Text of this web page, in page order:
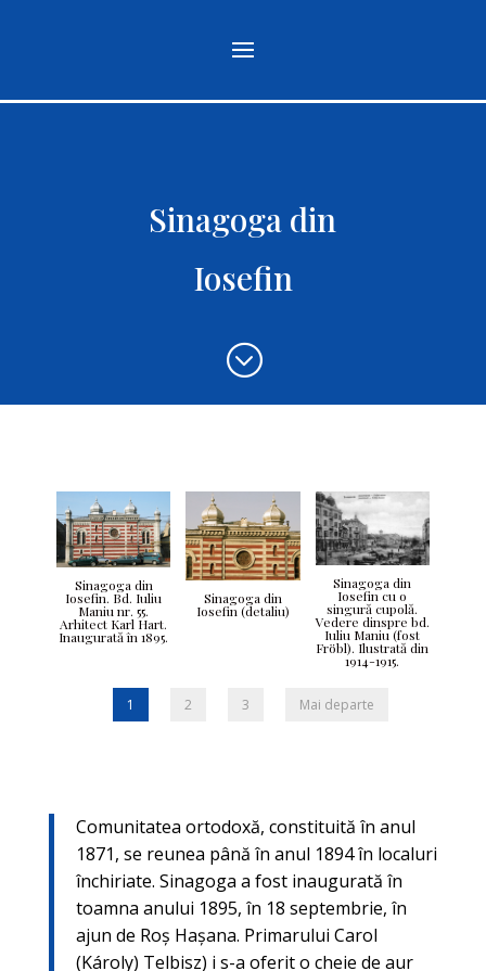
Sinagoga din
Iosefin
;
Sinagoga din
Iosefin. Bd. Iuliu
Maniu nr. 55.
Arhitect Karl Hart.
Inaugurată în 1895.
Sinagoga din
Iosefin (detaliu)
Sinagoga din
Iosefin cu o
singură cupolă.
Vedere dinspre bd.
Iuliu Maniu (fost
Fröbl). Ilustrată din
1914-1915.
1 2 3 Mai departe
Comunitatea ortodoxă, constituită în anul
1871, se reunea până în anul 1894 în localuri
închiriate. Sinagoga a fost inaugurată în
toamna anului 1895, în 18 septembrie, în
ajun de Roş Haşana. Primarului Carol
(Károly) Telbisz) i s-a oferit o cheie de aur